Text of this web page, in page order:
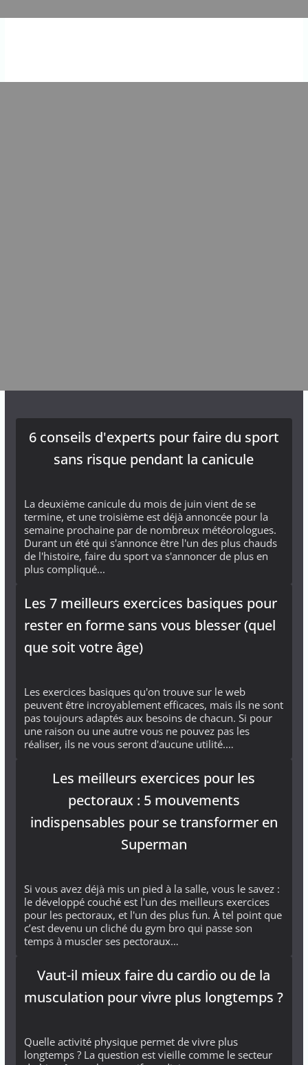
6 conseils d'experts pour faire du sport
sans risque pendant la canicule
La deuxième canicule du mois de juin vient de se
termine, et une troisième est déjà annoncée pour la
semaine prochaine par de nombreux météorologues.
Durant un été qui s'annonce être l'un des plus chauds
de l'histoire, faire du sport va s'annoncer de plus en
plus compliqué...
Les 7 meilleurs exercices basiques pour
rester en forme sans vous blesser (quel
que soit votre âge)
Les exercices basiques qu'on trouve sur le web
peuvent être incroyablement efficaces, mais ils ne sont
pas toujours adaptés aux besoins de chacun. Si pour
une raison ou une autre vous ne pouvez pas les
réaliser, ils ne vous seront d'aucune utilité.…
Les meilleurs exercices pour les
pectoraux : 5 mouvements
indispensables pour se transformer en
Superman
Si vous avez déjà mis un pied à la salle, vous le savez :
le développé couché est l'un des meilleurs exercices
pour les pectoraux, et l'un des plus fun. À tel point que
c’est devenu un cliché du gym bro qui passe son
temps à muscler ses pectoraux…
Vaut-il mieux faire du cardio ou de la
musculation pour vivre plus longtemps ?
Quelle activité physique permet de vivre plus
longtemps ? La question est vieille comme le secteur